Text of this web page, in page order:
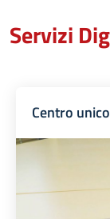
Servizi
Centro